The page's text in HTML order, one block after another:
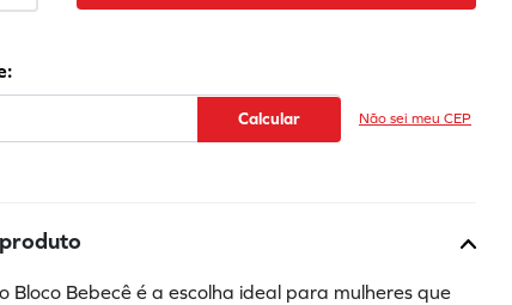
Não sei meu CEP
Bloco Bebecê é a escolha ideal para mulheres que